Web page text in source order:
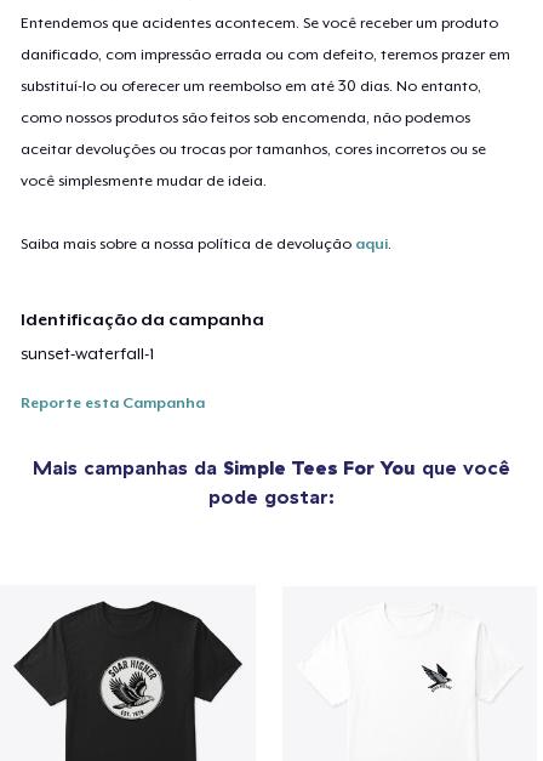
Entendemos que acidentes acontecem. Se você receber um produto
danificado, com impressão errada ou com defeito, teremos prazer em
substituí-lo ou oferecer um reembolso em até 30 dias. No entanto,
como nossos produtos são feitos sob encomenda, não podemos
aceitar devoluções ou trocas por tamanhos, cores incorretos ou se
você simplesmente mudar de ideia.
Saiba mais sobre a nossa política de devolução aqui
Identificação da campanha
sunset-waterfall-1
Reporte esta Campanha
Mais campanhas da Simple Tees For You que você
pode gostar: